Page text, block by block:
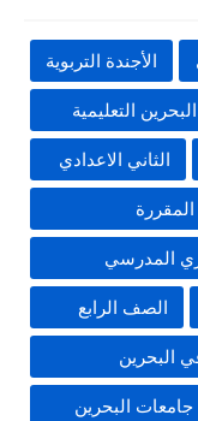
الأجندة التربوية
البحرين التعليمية
الثاني الاعدادي
المدرسي
الصف الرابع
البحرين
جامعات البحرين